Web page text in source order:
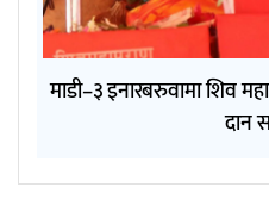
माडी–३ इनारबरुवामा शिव
दान